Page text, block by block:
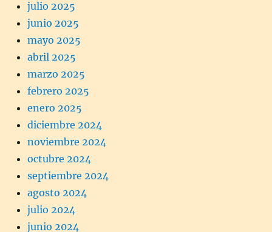
julio 2025
junio 2025
mayo 2025
abril 2025
marzo 2025
febrero 2025
enero 2025
diciembre 2024
noviembre 2024
octubre 2024
septiembre 2024
agosto 2024
julio 2024
junio 2024